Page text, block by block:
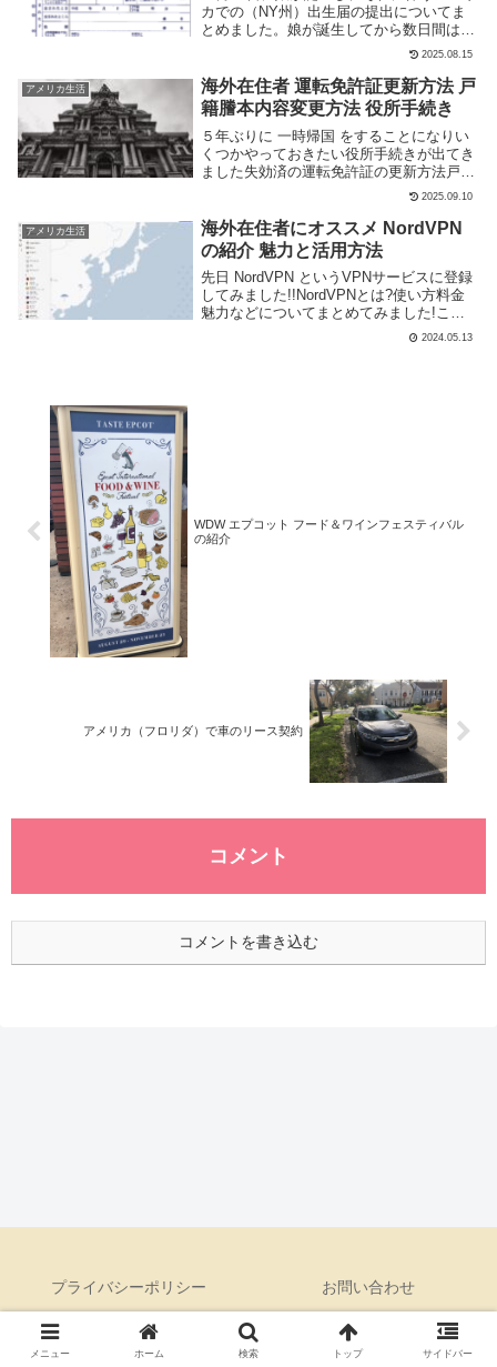
カでの（NY州）出生届の提出についてま
とめました。娘が誕生してから数日間は入
院していましたので、退院時に出生証明書
日に出生証明書が郵送にて到着しました。
私の場...
2025.08.15
アメリカ生活
海外在住者 運転免許証更新方法 戸
籍謄本内容変更方法 役所手続き
５年ぶりに 一時帰国 をすることになりい
くつかやっておきたい役所手続きが出てき
ました失効済の運転免許証の更新方法戸籍
謄本の内容変更 本籍移動方法在外選挙人
登録方法などをまとめてみました。失効済
運転免許証の更新方法運転免許証の有効期
限内・更...
2025.09.10
アメリカ生活
海外在住者にオススメ NordVPN
の紹介 魅力と活用方法
先日 NordVPN というVPNサービスに登録
してみました!!NordVPNとは?使い方料金
魅力などについてまとめてみました!この
記事を呼んでもし登録にご興味がありまし
2024.05.13
WDW エプコット フード＆ワインフェスティバル
の紹介
アメリカ（フロリダ）で車のリース契約
コメント
コメントを書き込む
プライバシーポリシー
お問い合わせ
サイトマップ
Copyright © 2018-2026 Yuta アメリカ生活 第二章 All Rights
メニュー ホーム 検索 トップ サイドバー